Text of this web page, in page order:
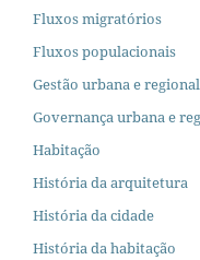
Fluxos migratórios
Fluxos populacionais
Gestão urbana e regional
Governança urbana e
Habitação
História da arquitetura
História da cidade
História da habitação